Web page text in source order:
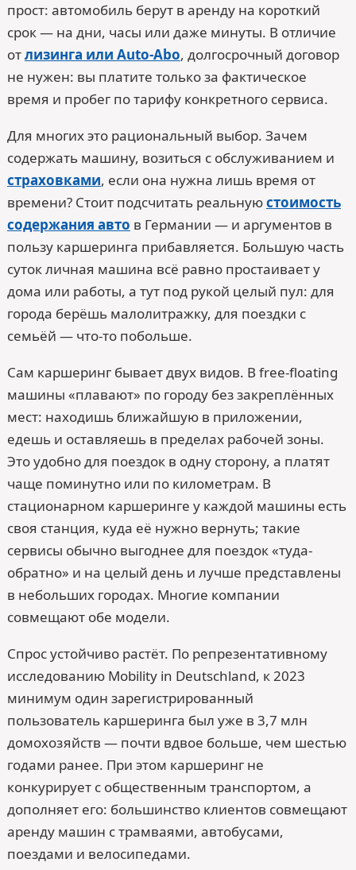
прост: автомобиль берут в аренду на короткий
срок — на дни, часы или даже минуты. В отличие
отлизинга или Auto-Abo, долгосрочный договор
не нужен: вы платите только за фактическое
время и пробег по тарифу конкретного сервиса.
Для многих это рациональный выбор. Зачем
содержать машину, возиться с обслуживанием и
страховками, если она нужна лишь время от
времени? Стоит подсчитать реальнуюстоимость
содержания авто в Германии — и аргументов в
пользу каршеринга прибавляется. Большую часть
суток личная машина всё равно простаивает у
дома или работы, а тут под рукой целый пул: для
города берёшь малолитражку, для поездки с
семьёй — что-то побольше.
Сам каршеринг бывает двух видов. В free-floating
машины «плавают» по городу без закреплённых
мест: находишь ближайшую в приложении,
едешь и оставляешь в пределах рабочей зоны.
Это удобно для поездок в одну сторону, а платят
чаще поминутно или по километрам. В
стационарном каршеринге у каждой машины есть
своя станция, куда её нужно вернуть; такие
сервисы обычно выгоднее для поездок «туда-
обратно» и на целый день и лучше представлены
в небольших городах. Многие компании
совмещают обе модели.
Спрос устойчиво растёт. По репрезентативному
исследованию Mobility in Deutschland, к 2023
минимум один зарегистрированный
пользователь каршеринга был уже в 3,7 млн
домохозяйств — почти вдвое больше, чем шестью
годами ранее. При этом каршеринг не
конкурирует с общественным транспортом, а
дополняет его: большинство клиентов совмещают
аренду машин с трамваями, автобусами,
поездами и велосипедами.